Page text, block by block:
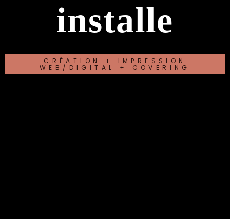
installe
CRÉATION + IMPRESSION
WEB/DIGITAL + COVERING